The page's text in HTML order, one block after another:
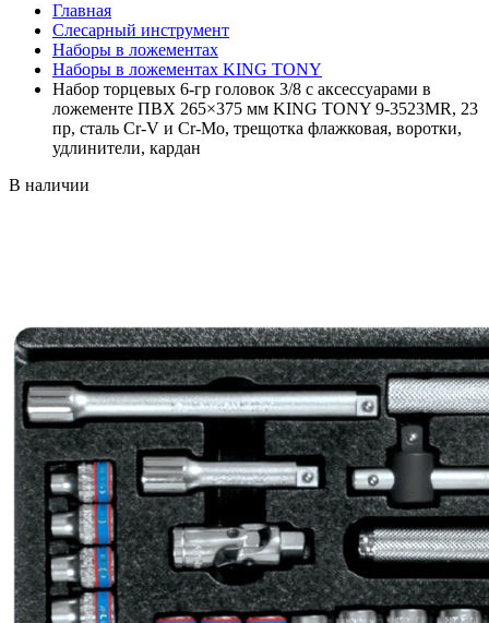
Главная
Слесарный инструмент
Наборы в ложементах
Наборы в ложементах KING TONY
Набор торцевых 6-гр головок 3/8 с аксессуарами в
ложементе ПВХ 265×375 мм KING TONY 9-3523MR, 23
пр, сталь Cr-V и Cr-Mo, трещотка флажковая, воротки,
удлинители, кардан
В наличии